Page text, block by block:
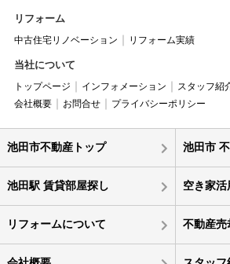
リフォーム
中古住宅リノベーション リフォーム実績
当社について
トップページ インフォメーション スタッフ紹
会社概要
お問合せ プライバシーポリシー
池田市不動産トップ 池田市
池田駅 賃貸部屋探し 空き家活
リフォームについて 不動産売